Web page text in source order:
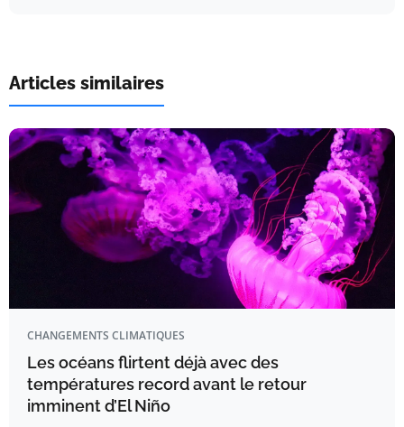
Articles similaires
CHANGEMENTS CLIMATIQUES
Les océans flirtent déjà avec des
températures record avant le retour
imminent d’El Niño